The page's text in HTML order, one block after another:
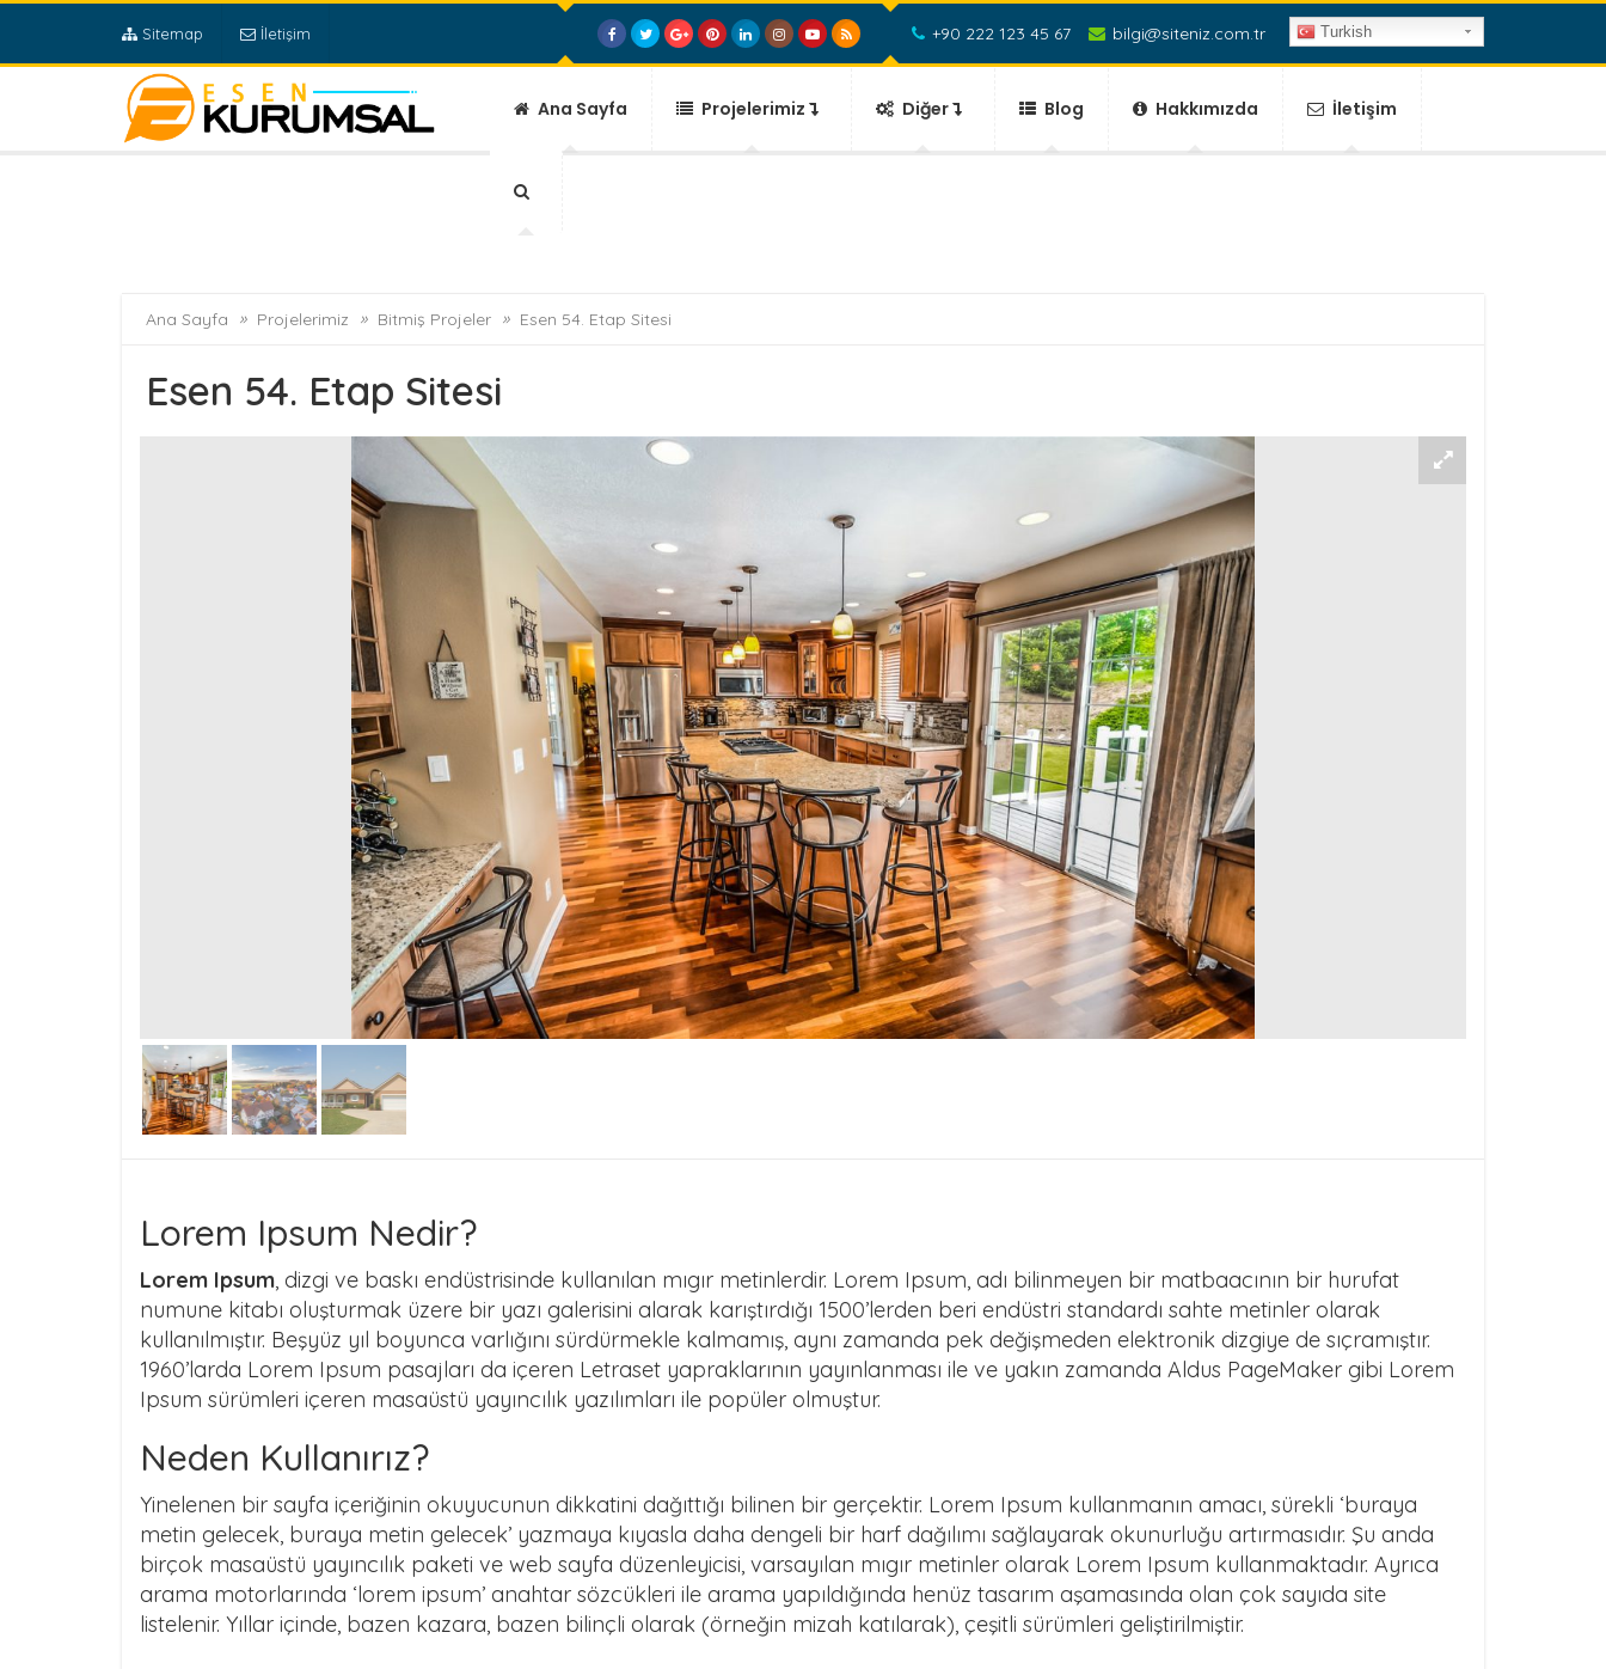
Turkish
Sitemap İletişim +90 222 123 45 67 bilgi@siteniz.com.tr
Ana Sayfa Projelerimiz Diğer Blog Hakkımızda İletişim
Ana Sayfa » Projelerimiz » Bitmiş Projeler » Esen 54. Etap Sitesi
Esen 54. Etap Sitesi
Lorem Ipsum Nedir?
Lorem Ipsum, dizgi ve baskı endüstrisinde kullanılan mıgır metinlerdir. Lorem Ipsum, adı bilinmeyen bir matbaacının bir hurufat
numune kitabı oluşturmak üzere bir yazı galerisini alarak karıştırdığı 1500’lerden beri endüstri standardı sahte metinler olarak
kullanılmıştır. Beşyüz yıl boyunca varlığını sürdürmekle kalmamış, aynı zamanda pek değişmeden elektronik dizgiye de sıçramıştır.
1960’larda Lorem Ipsum pasajları da içeren Letraset yapraklarının yayınlanması ile ve yakın zamanda Aldus PageMaker gibi Lorem
Ipsum sürümleri içeren masaüstü yayıncılık yazılımları ile popüler olmuştur.
Neden Kullanırız?
Yinelenen bir sayfa içeriğinin okuyucunun dikkatini dağıttığı bilinen bir gerçektir. Lorem Ipsum kullanmanın amacı, sürekli ‘buraya
metin gelecek, buraya metin gelecek’ yazmaya kıyasla daha dengeli bir harf dağılımı sağlayarak okunurluğu artırmasıdır. Şu anda
birçok masaüstü yayıncılık paketi ve web sayfa düzenleyicisi, varsayılan mıgır metinler olarak Lorem Ipsum kullanmaktadır. Ayrıca
arama motorlarında ‘lorem ipsum’ anahtar sözcükleri ile arama yapıldığında henüz tasarım aşamasında olan çok sayıda site
listelenir. Yıllar içinde, bazen kazara, bazen bilinçli olarak (örneğin mizah katılarak), çeşitli sürümleri geliştirilmiştir.